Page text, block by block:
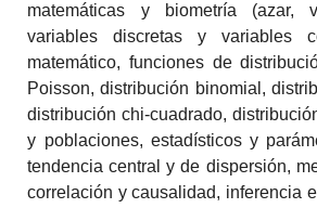
matemáticas y biometría (azar,
variables discretas y variables
matemático, funciones de
Poisson, distribución binomial,
distribución chi-cuadrado,
y poblaciones, estadísticos y
tendencia central y de dispersión,
correlación y causalidad, inferencia